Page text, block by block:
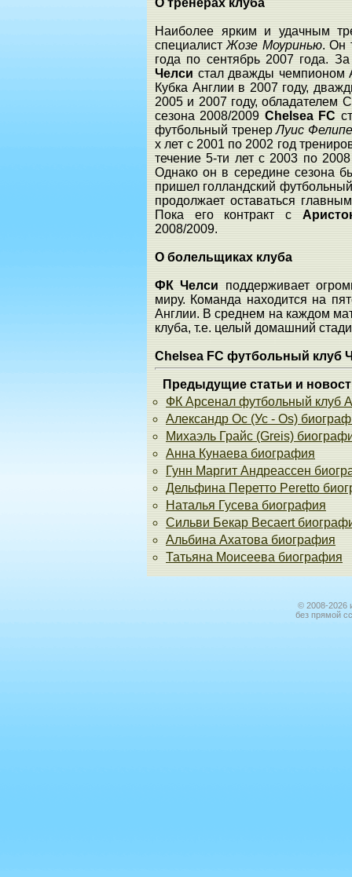
О тренерах клуба
Наиболее ярким и удачным
специалистЖозе Моуринью. Он
года по сентябрь 2007 года.
Челси стал дважды чемпионом
Кубка Англии в 2007 году,
2005 и 2007 году, обладателем
сезона 2008/2009 Chelsea FC
футбольный тренерЛуис
х лет с 2001 по 2002 год
течение 5-ти лет с 2003 по
Однако он в середине сезона
пришел голландский
продолжает оставаться
Пока его контракт с
2008/2009.
О болельщиках клуба
ФК Челси поддерживает
миру. Команда находится на
Англии. В среднем на каждом
клуба, т.е. целый домашний
Chelsea FC футбольный клуб
Предыдущие статьи и
ФК Арсенал футбольный клуб
Александр Ос (Ус - Os)
Михаэль Грайс (Greis)
Анна Кунаева биография
Гунн Маргит Андреассен
Дельфина Перетто Peretto
Наталья Гусева биография
Сильви Бекар Becaert
Альбина Ахатова биография
Татьяна Моисеева биография
© 2008-2026
без прямой